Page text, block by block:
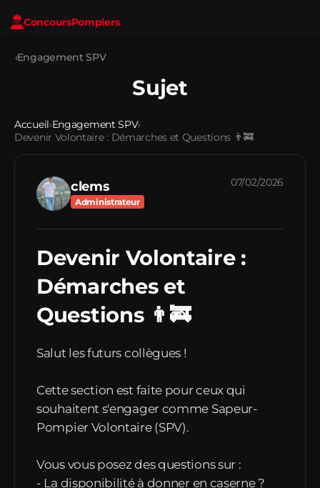
ConcoursPompiers
‹Engagement SPV
Sujet
Accueil›Engagement SPV›
Devenir Volontaire : Démarches et Questions 👨‍🚒
clems
Administrateur
07/02/2026
Devenir Volontaire :
Démarches et
Questions 👨‍🚒
Salut les futurs collègues !
Cette section est faite pour ceux qui
souhaitent s'engager comme Sapeur-
Pompier Volontaire (SPV).
Vous vous posez des questions sur :
- La disponibilité à donner en caserne ?